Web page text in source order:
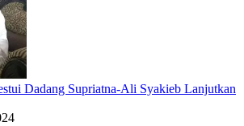
Dadang Supriatna-Ali Syakieb Lanjutkan